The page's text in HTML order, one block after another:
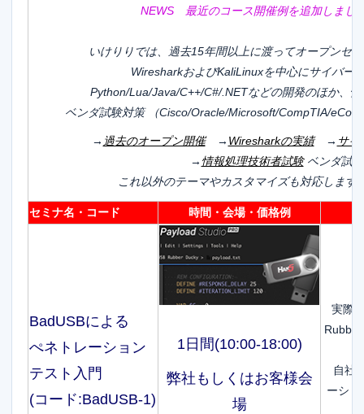
NEWS 最近のコース開催例を追加しまし
いけりりでは、過去15年間以上に渡ってオープンセ
WiresharkおよびKaliLinuxを中心にサイバー
Python/Lua/Java/C++/C#/.NETなどの開発のほか、
ベンダ試験対策 （Cisco/Oracle/Microsoft/CompTIA/
→ 過去のオープン開催→ Wiresharkの実績→ サイ
→ 情報処理技術者試験ベンダ試
これ以外のテーマやカスタマイズも対応します
セミナ名・コード 時間・会場・価格例
BadUSBによる
ぺネトレーション
テスト入門
(コード:BadUSB-1)
1日間(10:00-18:00)
弊社もしくはお客様会
場
実際
自社
ーシ